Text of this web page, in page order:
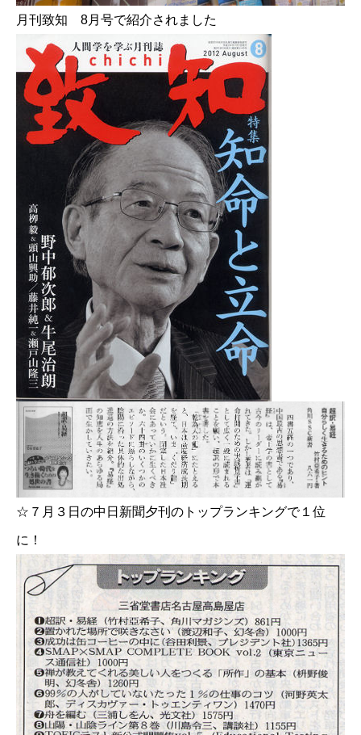
月刊致知 8月号で紹介されました
☆７月３日の中日新聞夕刊のトップランキングで１位
に！